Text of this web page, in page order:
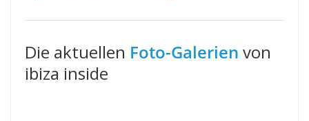
Die aktuellen Foto-Galerien von
ibiza inside